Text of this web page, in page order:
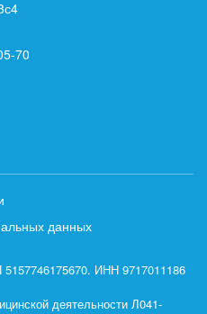
70
данных
ИНН 9717011186
деятельности Л041-